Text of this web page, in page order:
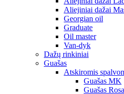
Aliejiniai dažai
Georgian oil
Graduate
Oil master
Van-dyk
Dažų rinkiniai
Guašas
Atskiromis
Guašas MK
Guašas Rosa